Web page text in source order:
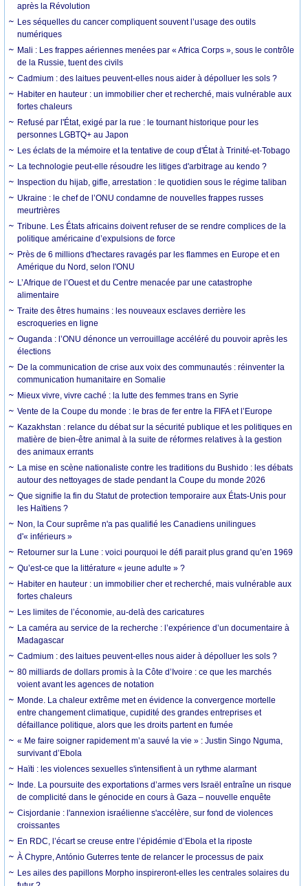
après la Révolution
Les séquelles du cancer compliquent souvent l’usage des outils
numériques
Mali : Les frappes aériennes menées par « Africa Corps », sous le contrôle
de la Russie, tuent des civils
Cadmium : des laitues peuvent-elles nous aider à dépolluer les sols ?
Habiter en hauteur : un immobilier cher et recherché, mais vulnérable aux
fortes chaleurs
Refusé par l'État, exigé par la rue : le tournant historique pour les
personnes LGBTQ+ au Japon
Les éclats de la mémoire et la tentative de coup d'État à Trinité-et-Tobago
La technologie peut-elle résoudre les litiges d'arbitrage au kendo ?
Inspection du hijab, gifle, arrestation : le quotidien sous le régime taliban
Ukraine : le chef de l’ONU condamne de nouvelles frappes russes
meurtrières
Tribune. Les États africains doivent refuser de se rendre complices de la
politique américaine d’expulsions de force
Près de 6 millions d'hectares ravagés par les flammes en Europe et en
Amérique du Nord, selon l'ONU
L’Afrique de l’Ouest et du Centre menacée par une catastrophe
alimentaire
Traite des êtres humains : les nouveaux esclaves derrière les
escroqueries en ligne
Ouganda : l’ONU dénonce un verrouillage accéléré du pouvoir après les
élections
De la communication de crise aux voix des communautés : réinventer la
communication humanitaire en Somalie
Mieux vivre, vivre caché : la lutte des femmes trans en Syrie
Vente de la Coupe du monde : le bras de fer entre la FIFA et l’Europe
Kazakhstan : relance du débat sur la sécurité publique et les politiques en
matière de bien-être animal à la suite de réformes relatives à la gestion
des animaux errants
La mise en scène nationaliste contre les traditions du Bushido : les débats
autour des nettoyages de stade pendant la Coupe du monde 2026
Que signifie la fin du Statut de protection temporaire aux États-Unis pour
les Haïtiens ?
Non, la Cour suprême n'a pas qualifié les Canadiens unilingues
d'« inférieurs »
Retourner sur la Lune : voici pourquoi le défi parait plus grand qu’en 1969
Qu’est-ce que la littérature « jeune adulte » ?
Habiter en hauteur : un immobilier cher et recherché, mais vulnérable aux
fortes chaleurs
Les limites de l’économie, au-delà des caricatures
La caméra au service de la recherche : l’expérience d’un documentaire à
Madagascar
Cadmium : des laitues peuvent-elles nous aider à dépolluer les sols ?
80 milliards de dollars promis à la Côte d’Ivoire : ce que les marchés
voient avant les agences de notation
Monde. La chaleur extrême met en évidence la convergence mortelle
entre changement climatique, cupidité des grandes entreprises et
défaillance politique, alors que les droits partent en fumée
« Me faire soigner rapidement m’a sauvé la vie » : Justin Singo Nguma,
survivant d’Ebola
Haïti : les violences sexuelles s'intensifient à un rythme alarmant
Inde. La poursuite des exportations d’armes vers Israël entraîne un risque
de complicité dans le génocide en cours à Gaza – nouvelle enquête
Cisjordanie : l'annexion israélienne s'accélère, sur fond de violences
croissantes
En RDC, l’écart se creuse entre l’épidémie d’Ebola et la riposte
À Chypre, António Guterres tente de relancer le processus de paix
Les ailes des papillons Morpho inspireront-elles les centrales solaires du